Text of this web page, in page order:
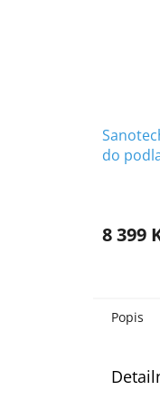
do
8 399
Popis